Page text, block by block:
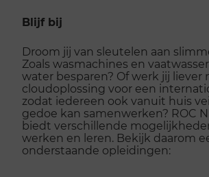
Blijf bij
Droom jij van sleutelen aan
Zoals wasmachines en
water besparen? Of werk jij liever
cloudoplossing voor een
zodat iedereen ook vanuit huis
gedoe kan samenwerken? ROC
biedt verschillende
werken en leren. Bekijk daarom
onderstaande opleidingen: